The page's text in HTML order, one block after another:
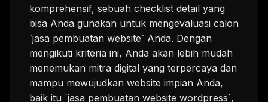
komprehensif, sebuah checklist detail yang
bisa Anda gunakan untuk mengevaluasi calon
`jasa pembuatan website` Anda. Dengan
mengikuti kriteria ini, Anda akan lebih mudah
menemukan mitra digital yang terpercaya dan
mampu mewujudkan website impian Anda,
baik itu `jasa pembuatan website wordpress`,